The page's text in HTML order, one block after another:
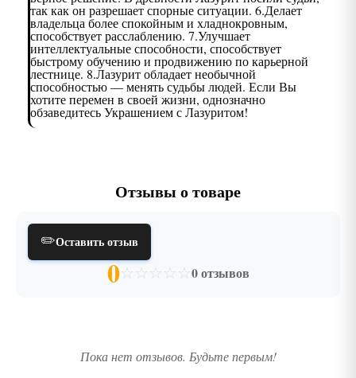
так как он разрешает спорные ситуации. 6.Делает
владельца более спокойным и хладнокровным,
способствует расслаблению. 7.Улучшает
интеллектуальные способности, способствует
быстрому обучению и продвижению по карьерной
лестнице. 8.Лазурит обладает необычной
способностью — менять судьбы людей. Если Вы
хотите перемен в своей жизни, однозначно
обзаведитесь Украшением с Лазуритом!
Отзывы о товаре
✏️Оставить отзыв
0☆ ☆ ☆ ☆ ☆ 0 отзывов
Пока нет отзывов. Будьте первым!